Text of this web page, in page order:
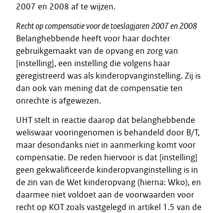
2007 en 2008 af te wijzen.
Recht op compensatie voor de toeslagjaren 2007 en 2008
Belanghebbende heeft voor haar dochter
gebruikgemaakt van de opvang en zorg van
[instelling], een instelling die volgens haar
geregistreerd was als kinderopvanginstelling. Zij is
dan ook van mening dat de compensatie ten
onrechte is afgewezen.
UHT stelt in reactie daarop dat belanghebbende
weliswaar vooringenomen is behandeld door B/T,
maar desondanks niet in aanmerking komt voor
compensatie. De reden hiervoor is dat [instelling]
geen gekwalificeerde kinderopvanginstelling is in
de zin van de Wet kinderopvang (hierna: Wko), en
daarmee niet voldoet aan de voorwaarden voor
recht op KOT zoals vastgelegd in artikel 1.5 van de